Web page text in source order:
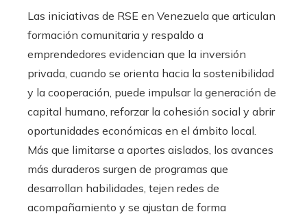
Las iniciativas de RSE en Venezuela que articulan
formación comunitaria y respaldo a
emprendedores evidencian que la inversión
privada, cuando se orienta hacia la sostenibilidad
y la cooperación, puede impulsar la generación de
capital humano, reforzar la cohesión social y abrir
oportunidades económicas en el ámbito local.
Más que limitarse a aportes aislados, los avances
más duraderos surgen de programas que
desarrollan habilidades, tejen redes de
acompañamiento y se ajustan de forma